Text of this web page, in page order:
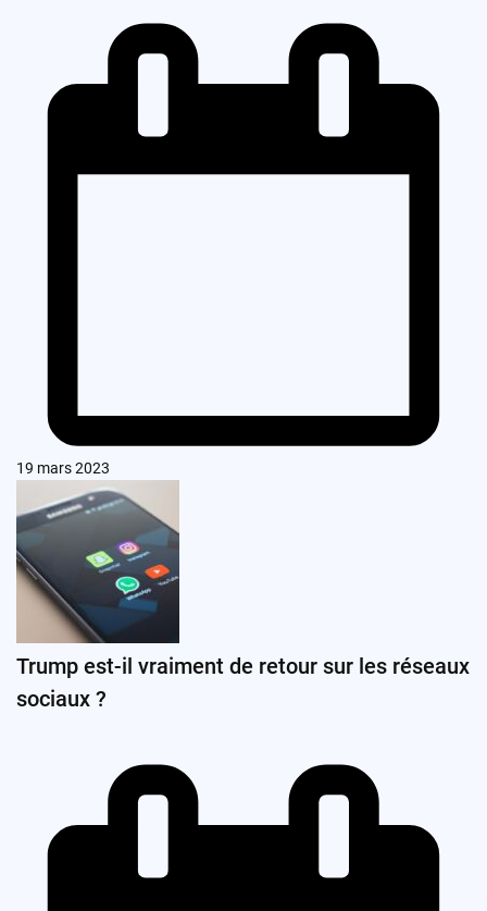
19 mars 2023
Trump est-il vraiment de retour sur les réseaux
sociaux ?